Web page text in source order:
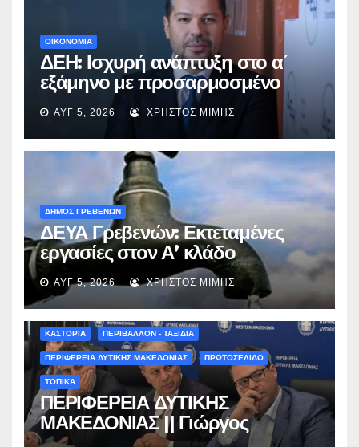
ΟΙΚΟΝΟΜΙΑ
ΔΕΗ: Ισχυρή ανάπτυξη στο α΄
εξάμηνο με προσαρμοσμένο
EBITDA στα €1,2 δισ.
ΑΥΓ 5, 2026 ΧΡΉΣΤΟΣ ΜΊΜΗΣ
ΔΗΜΟΣ ΓΡΕΒΕΝΩΝ
ΔΕΥΑ Γρεβενών: Εκτεταμένες
εργασίες στον Α’ κλάδο
ύδρευσης – Ποιες περιοχές
επηρεάζονται την Πέμπτη
ΑΥΓ 5, 2026 ΧΡΉΣΤΟΣ ΜΊΜΗΣ
ΚΑΣΤΟΡΙΑ ΠΕΡΙΒΑΛΛΟΝ - ΤΑΞΙΔΙΑ
ΠΕΡΙΦΕΡΕΙΑ ΔΥΤΙΚΗΣ ΜΑΚΕΔΟΝΙΑΣ ΠΡΩΤΟΣΕΛΙΔΟ
ΤΟΠΙΚΑ
ΠΕΡΙΦΕΡΕΙΑ ΔΥΤΙΚΗΣ
ΜΑΚΕΔΟΝΙΑΣ || Γιώργος